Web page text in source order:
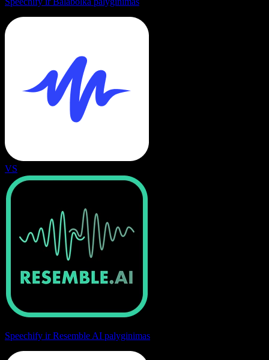
VS
Speechify ir Resemble AI palyginimas